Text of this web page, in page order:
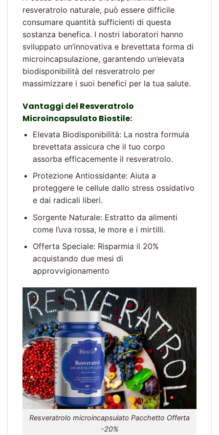
resveratrolo naturale, può essere difficile
consumare quantità sufficienti di questa
sostanza benefica. I nostri laboratori hanno
sviluppato un’innovativa e brevettata forma di
microincapsulazione, garantendo un’elevata
biodisponibilità del resveratrolo per
massimizzare i suoi benefici per la tua salute.
Vantaggi del Resveratrolo
Microincapsulato Biostile:
Elevata Biodisponibilità: La nostra formula
brevettata assicura che il tuo corpo
assorba efficacemente il resveratrolo.
Protezione Antiossidante: Aiuta a
proteggere le cellule dallo stress ossidativo
e dai radicali liberi.
Sorgente Naturale: Estratto da alimenti
come l’uva rossa, le more e i mirtilli.
Offerta Speciale: Risparmia il 20%
acquistando due mesi di
approvvigionamento
Resveratrolo microincapsulato Pacchetto Offerta
-20%